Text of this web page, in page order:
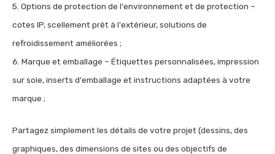
5. Options de protection de l'environnement et de protection –
cotes IP, scellement prêt à l'extérieur, solutions de
refroidissement améliorées ;
6. Marque et emballage – Étiquettes personnalisées, impression
sur soie, inserts d'emballage et instructions adaptées à votre
marque ;
Partagez simplement les détails de votre projet (dessins, des
graphiques, des dimensions de sites ou des objectifs de